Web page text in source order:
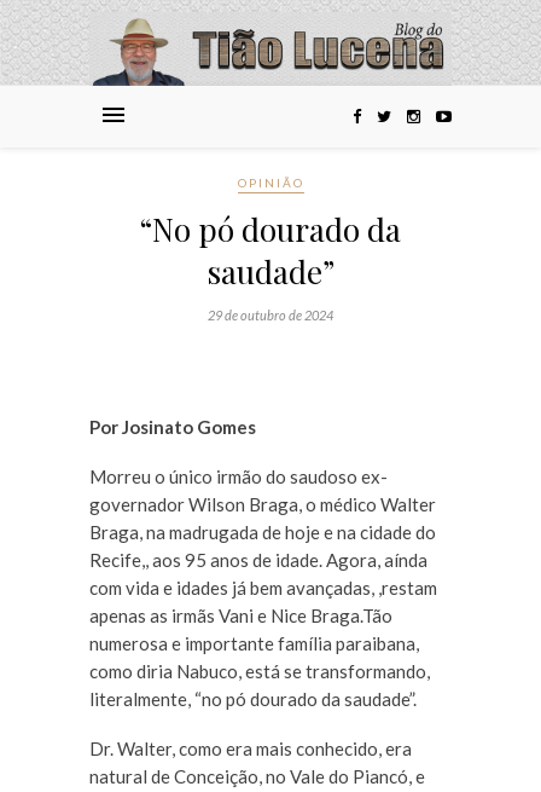
OPINIÃO
“No pó dourado da
saudade”
29 de outubro de 2024
Por Josinato Gomes
Morreu o único irmão do saudoso ex-
governador Wilson Braga, o médico Walter
Braga, na madrugada de hoje e na cidade do
Recife,, aos 95 anos de idade. Agora, aínda
com vida e idades já bem avançadas, ,restam
apenas as irmãs Vani e Nice Braga.Tão
numerosa e importante família paraibana,
como diria Nabuco, está se transformando,
literalmente, “no pó dourado da saudade”.
Dr. Walter, como era mais conhecido, era
natural de Conceição, no Vale do Piancó, e